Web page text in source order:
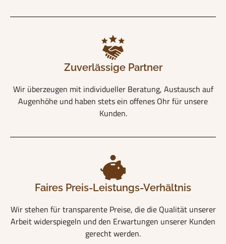
Zuverlässige Partner
Wir überzeugen mit individueller Beratung, Austausch auf
Augenhöhe und haben stets ein offenes Ohr für unsere
Kunden.
Faires Preis-Leistungs-Verhältnis
Wir stehen für transparente Preise, die die Qualität unserer
Arbeit widerspiegeln und den Erwartungen unserer Kunden
gerecht werden.